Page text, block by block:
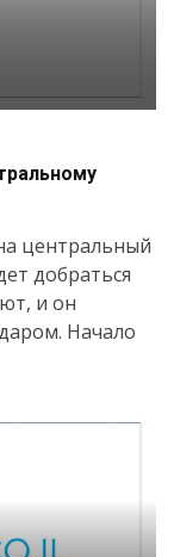
центральный
добраться
и он
Начало